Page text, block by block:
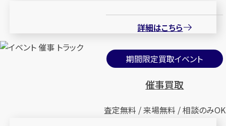
詳細はこちら
期間限定買取イベント
催事買取
査定無料 / 来場無料 / 相談のみOK